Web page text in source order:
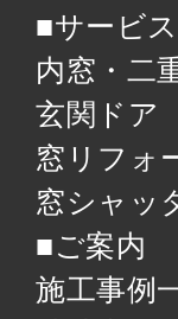
■サービ
内窓・二
玄関ドア
窓リフォ
窓シャッ
■ご案内
施工事例